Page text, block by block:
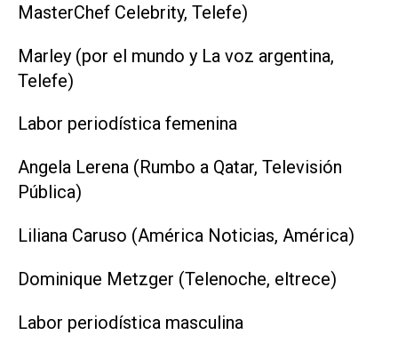
MasterChef Celebrity, Telefe)
Marley (por el mundo y La voz argentina,
Telefe)
Labor periodística femenina
Angela Lerena (Rumbo a Qatar, Televisión
Pública)
Liliana Caruso (América Noticias, América)
Dominique Metzger (Telenoche, eltrece)
Labor periodística masculina